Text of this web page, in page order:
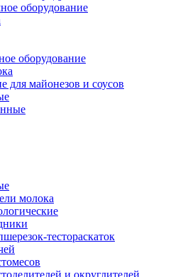
оборудование
оборудование
для майонезов и соусов
молока
тестораскаток
и округлителей